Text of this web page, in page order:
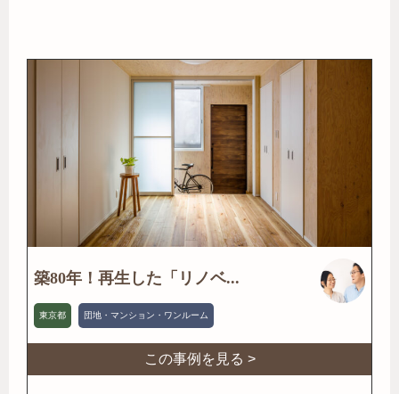
築80年！再生した「リノベ...
東京都 団地・マンション・ワンルーム
この事例を見る >